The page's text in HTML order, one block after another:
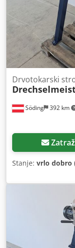
Söding 392 km
Drvotokarski
Stanje: vrlo dobro